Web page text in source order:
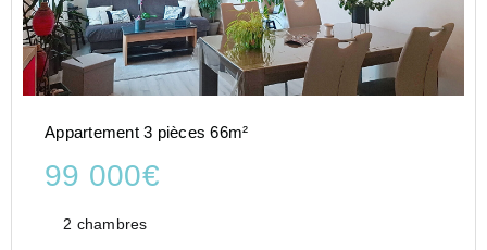
Appartement 3 pièces 66m²
99 000€
2 chambres